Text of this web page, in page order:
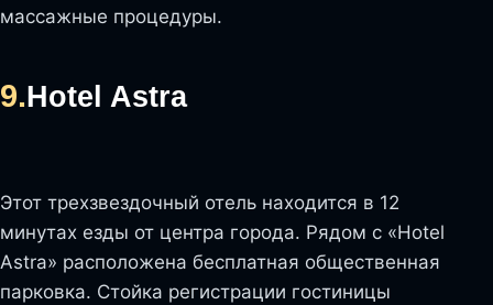
массажные процедуры.
9.Hotel Astra
Этот трехзвездочный отель находится в 12
минутах езды от центра города. Рядом с «Hotel
Astra» расположена бесплатная общественная
парковка. Стойка регистрации гостиницы